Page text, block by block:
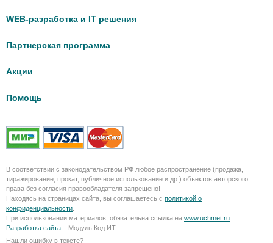
WEB-разработка и IT решения
Партнерская программа
Акции
Помощь
В соответствии с законодательством РФ любое распространение (продажа,
тиражирование, прокат, публичное использование и др.) объектов авторского
права без согласия правообладателя запрещено!
Находясь на страницах сайта, вы соглашаетесь с политикой о
конфиденциальности
При использовании материалов, обязательна ссылка на www.uchmet.ru
Разработка сайта – Модуль Код ИТ.
Нашли ошибку в тексте?